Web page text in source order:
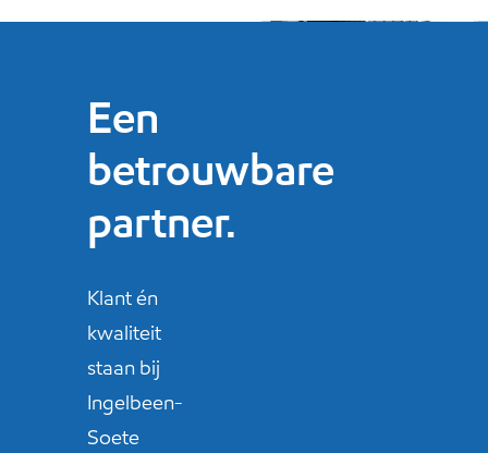
Een
betrouwbare
partner.
Klant én
kwaliteit
staan bij
Ingelbeen-
Soete